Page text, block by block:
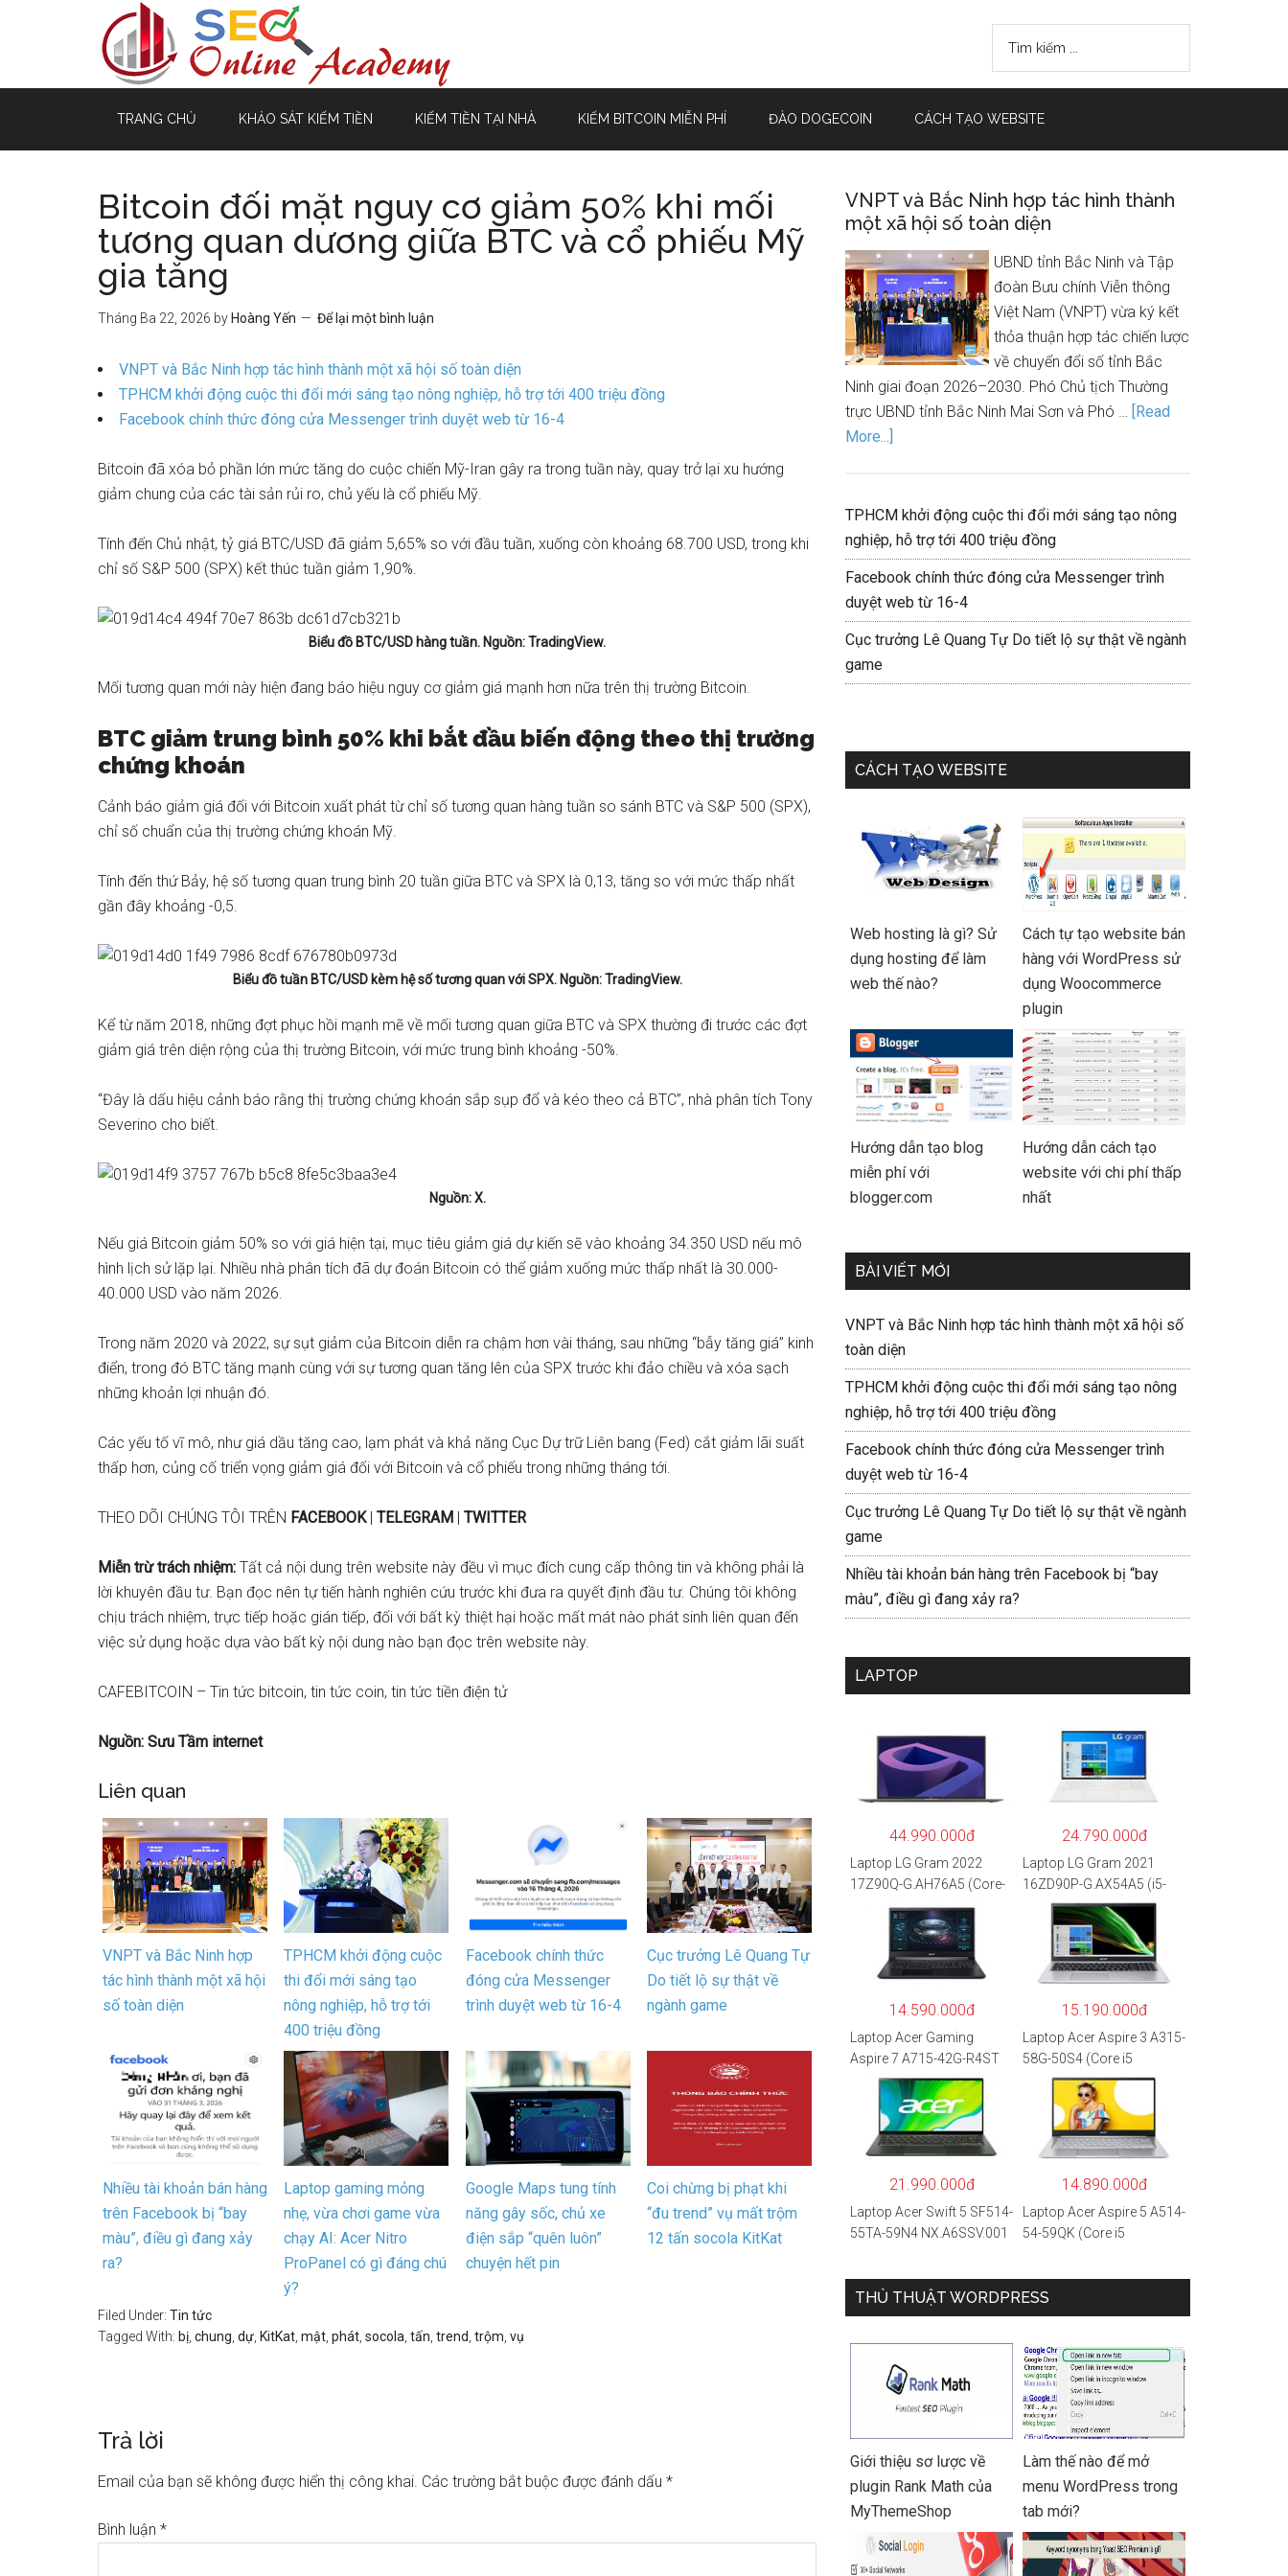
TRANG CHỦ KHẢO SÁT KIẾM TIỀN KIẾM TIỀN TẠI NHÀ KIẾM BITCOIN MIỄN PHÍ ĐÀO DOGECOIN CÁCH TẠO WEBSITE
Bitcoin đối mặt nguy cơ giảm 50% khi mối
tương quan dương giữa BTC và cổ phiếu Mỹ
gia tăng
Tháng Ba 22, 2026 by Hoàng Yến Để lại một bình luận
VNPT và Bắc Ninh hợp tác hình thành một xã hội số toàn diện
TPHCM khởi động cuộc thi đổi mới sáng tạo nông nghiệp, hỗ trợ tới 400 triệu đồng
Facebook chính thức đóng cửa Messenger trình duyệt web từ 16-4
Bitcoin đã xóa bỏ phần lớn mức tăng do cuộc chiến Mỹ-Iran gây ra trong tuần này, quay trở lại xu hướng
giảm chung của các tài sản rủi ro, chủ yếu là cổ phiếu Mỹ.
Tính đến Chủ nhật, tỷ giá BTC/USD đã giảm 5,65% so với đầu tuần, xuống còn khoảng 68.700 USD, trong khi
chỉ số S&P 500 (SPX) kết thúc tuần giảm 1,90%.
Biểu đồ BTC/USD hàng tuần. Nguồn: TradingView.
Mối tương quan mới này hiện đang báo hiệu nguy cơ giảm giá mạnh hơn nữa trên thị trường Bitcoin.
BTC giảm trung bình 50% khi bắt đầu biến động theo thị trường
chứng khoán
Cảnh báo giảm giá đối với Bitcoin xuất phát từ chỉ số tương quan hàng tuần so sánh BTC và S&P 500 (SPX),
chỉ số chuẩn của thị trường chứng khoán Mỹ.
Tính đến thứ Bảy, hệ số tương quan trung bình 20 tuần giữa BTC và SPX là 0,13, tăng so với mức thấp nhất
gần đây khoảng -0,5.
Biểu đồ tuần BTC/USD kèm hệ số tương quan với SPX. Nguồn: TradingView.
Kể từ năm 2018, những đợt phục hồi mạnh mẽ về mối tương quan giữa BTC và SPX thường đi trước các đợt
giảm giá trên diện rộng của thị trường Bitcoin, với mức trung bình khoảng -50%.
“Đây là dấu hiệu cảnh báo rằng thị trường chứng khoán sắp sụp đổ và kéo theo cả BTC”, nhà phân tích Tony
Severino cho biết.
Nguồn: X.
Nếu giá Bitcoin giảm 50% so với giá hiện tại, mục tiêu giảm giá dự kiến ​​sẽ vào khoảng 34.350 USD nếu mô
hình lịch sử lặp lại. Nhiều nhà phân tích đã dự đoán Bitcoin có thể giảm xuống mức thấp nhất là 30.000-
40.000 USD vào năm 2026.
Trong năm 2020 và 2022, sự sụt giảm của Bitcoin diễn ra chậm hơn vài tháng, sau những “bẫy tăng giá” kinh
điển, trong đó BTC tăng mạnh cùng với sự tương quan tăng lên của SPX trước khi đảo chiều và xóa sạch
những khoản lợi nhuận đó.
Các yếu tố vĩ mô, như giá dầu tăng cao, lạm phát và khả năng Cục Dự trữ Liên bang (Fed) cắt giảm lãi suất
thấp hơn, củng cố triển vọng giảm giá đối với Bitcoin và cổ phiếu trong những tháng tới.
THEO DÕI CHÚNG TÔI TRÊN FACEBOOK| TELEGRAM | TWITTER
Miễn trừ trách nhiệm: Tất cả nội dung trên website này đều vì mục đích cung cấp thông tin và không phải là
lời khuyên đầu tư. Bạn đọc nên tự tiến hành nghiên cứu trước khi đưa ra quyết định đầu tư. Chúng tôi không
chịu trách nhiệm, trực tiếp hoặc gián tiếp, đối với bất kỳ thiệt hại hoặc mất mát nào phát sinh liên quan đến
việc sử dụng hoặc dựa vào bất kỳ nội dung nào bạn đọc trên website này.
CAFEBITCOIN – Tin tức bitcoin, tin tức coin, tin tức tiền điện tử
Nguồn: Sưu Tầm internet
Liên quan
VNPT và Bắc Ninh hợp
tác hình thành một xã hội
số toàn diện
TPHCM khởi động cuộc
thi đổi mới sáng tạo
nông nghiệp, hỗ trợ tới
400 triệu đồng
Facebook chính thức
đóng cửa Messenger
trình duyệt web từ 16-4
Cục trưởng Lê Quang Tự
Do tiết lộ sự thật về
ngành game
Nhiều tài khoản bán hàng
trên Facebook bị “bay
màu”, điều gì đang xảy
ra?
Laptop gaming mỏng
nhẹ, vừa chơi game vừa
chạy AI: Acer Nitro
ProPanel có gì đáng chú
ý?
Google Maps tung tính
năng gây sốc, chủ xe
điện sắp “quên luôn”
chuyện hết pin
Coi chừng bị phạt khi
“đu trend” vụ mất trộm
12 tấn socola KitKat
Filed Under: Tin tức
Tagged With: bị chung dự KitKat mật phát socola tấn trend trộm vụ
Trả lời
Email của bạn sẽ không được hiển thị công khai. Các trường bắt buộc được đánh dấu *
Bình luận *
VNPT và Bắc Ninh hợp tác hình thành
một xã hội số toàn diện
UBND tỉnh Bắc Ninh và Tập
đoàn Bưu chính Viễn thông
Việt Nam (VNPT) vừa ký kết
thỏa thuận hợp tác chiến lược
về chuyển đổi số tỉnh Bắc
Ninh giai đoạn 2026–2030. Phó Chủ tịch Thường
trực UBND tỉnh Bắc Ninh Mai Sơn và Phó … [Read
More...]
TPHCM khởi động cuộc thi đổi mới sáng tạo nông
nghiệp, hỗ trợ tới 400 triệu đồng
Facebook chính thức đóng cửa Messenger trình
duyệt web từ 16-4
Cục trưởng Lê Quang Tự Do tiết lộ sự thật về ngành
game
CÁCH TẠO WEBSITE
Web hosting là gì? Sử
dụng hosting để làm
web thế nào?
Cách tự tạo website bán
hàng với WordPress sử
dụng Woocommerce
plugin
Hướng dẫn tạo blog
miễn phí với
blogger.com
Hướng dẫn cách tạo
website với chi phí thấp
nhất
BÀI VIẾT MỚI
VNPT và Bắc Ninh hợp tác hình thành một xã hội số
toàn diện
TPHCM khởi động cuộc thi đổi mới sáng tạo nông
nghiệp, hỗ trợ tới 400 triệu đồng
Facebook chính thức đóng cửa Messenger trình
duyệt web từ 16-4
Cục trưởng Lê Quang Tự Do tiết lộ sự thật về ngành
game
Nhiều tài khoản bán hàng trên Facebook bị “bay
màu”, điều gì đang xảy ra?
LAPTOP
44.990.000đ
Laptop LG Gram 2022
17Z90Q-G.AH76A5 (Core-
1260P/16GB/512GB/17″
WQXGA/Win 11/Xám)
24.790.000đ
Laptop LG Gram 2021
16ZD90P-G.AX54A5 (i5-
1135G7/8GB RAM/512GB
SSD/16″WQXGA/Dos/Trắ
14.590.000đ
Laptop Acer Gaming
Aspire 7 A715-42G-R4ST
NH.QAYSV.004 (R5
5500U/8GB RAM/256GB
SSD/15.6″FHD
IPS/GTX1650 4GB/Win10)
15.190.000đ
Laptop Acer Aspire 3 A315-
58G-50S4 (Core i5
1135G7/8GB
RAM/512GB/15.6″FHD/M
X350 2GB/Win 10/Bạc)
21.990.000đ
Laptop Acer Swift 5 SF514-
55TA-59N4 NX.A6SSV.001
SSD/14″FHD_Touch/Win1
0/Xanh) – Hàng chính
14.890.000đ
Laptop Acer Aspire 5 A514-
54-59QK (Core i5
11/Vàng)
THỦ THUẬT WORDPRESS
Giới thiệu sơ lược về
plugin Rank Math của
MyThemeShop
Làm thế nào để mở
menu WordPress trong
tab mới?